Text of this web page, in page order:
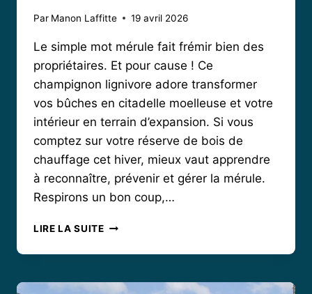
Par Manon Laffitte 19 avril 2026
Le simple mot mérule fait frémir bien des
propriétaires. Et pour cause ! Ce
champignon lignivore adore transformer
vos bûches en citadelle moelleuse et votre
intérieur en terrain d’expansion. Si vous
comptez sur votre réserve de bois de
chauffage cet hiver, mieux vaut apprendre
à reconnaître, prévenir et gérer la mérule.
Respirons un bon coup,…
LIRE LA SUITELA
SUR
DE